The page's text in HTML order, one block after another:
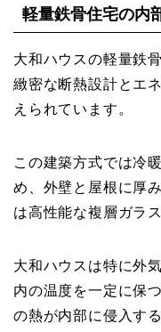
軽量鉄骨住宅の内
大和ハウスの軽量鉄
緻密な断熱設計とエ
えられています。
この建築方式では冷
め、外壁と屋根に厚
は高性能な複層ガラ
大和ハウスは特に外
内の温度を一定に保
の熱が内部に侵入す